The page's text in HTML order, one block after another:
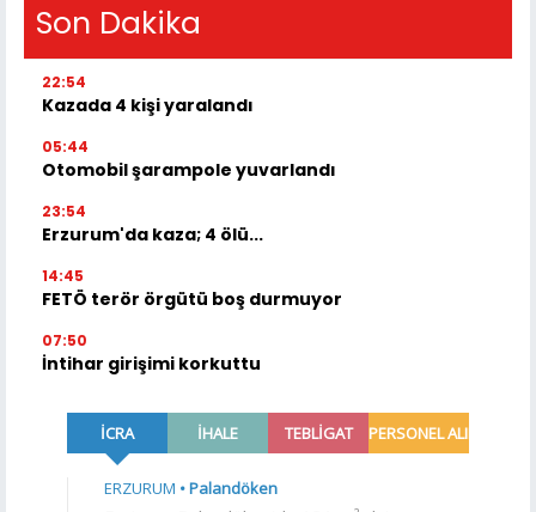
Son Dakika
22:54
Kazada 4 kişi yaralandı
05:44
Otomobil şarampole yuvarlandı
23:54
Erzurum'da kaza; 4 ölü...
14:45
FETÖ terör örgütü boş durmuyor
07:50
İntihar girişimi korkuttu